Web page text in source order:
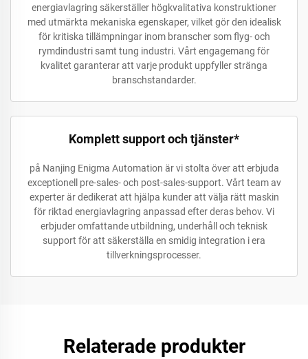
energiavlagring säkerställer högkvalitativa konstruktioner
med utmärkta mekaniska egenskaper, vilket gör den idealisk
för kritiska tillämpningar inom branscher som flyg- och
rymdindustri samt tung industri. Vårt engagemang för
kvalitet garanterar att varje produkt uppfyller stränga
branschstandarder.
Komplett support och tjänster*
på Nanjing Enigma Automation är vi stolta över att erbjuda
exceptionell pre-sales- och post-sales-support. Vårt team av
experter är dedikerat att hjälpa kunder att välja rätt maskin
för riktad energiavlagring anpassad efter deras behov. Vi
erbjuder omfattande utbildning, underhåll och teknisk
support för att säkerställa en smidig integration i era
tillverkningsprocesser.
Relaterade produkter